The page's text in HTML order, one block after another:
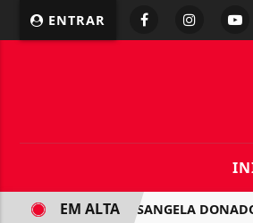
ENTRAR
JIU-JITSU: ROSANGELA DONADON
EM ALTA